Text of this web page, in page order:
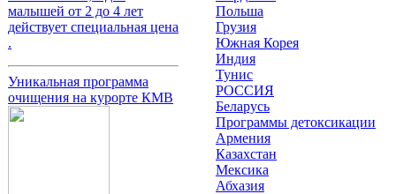
малышей от 2 до 4 лет
действует специальная цена
.
Уникальная программа
очищения на курорте КМВ
Польша
Грузия
Южная Корея
Индия
Тунис
РОССИЯ
Беларусь
Программы детоксикации
Армения
Казахстан
Мексика
Абхазия